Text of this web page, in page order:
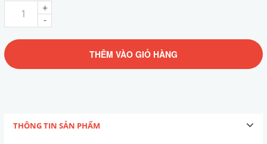
-
+
THÊM VÀO GIỎ HÀNG
THÔNG TIN SẢN PHẨM